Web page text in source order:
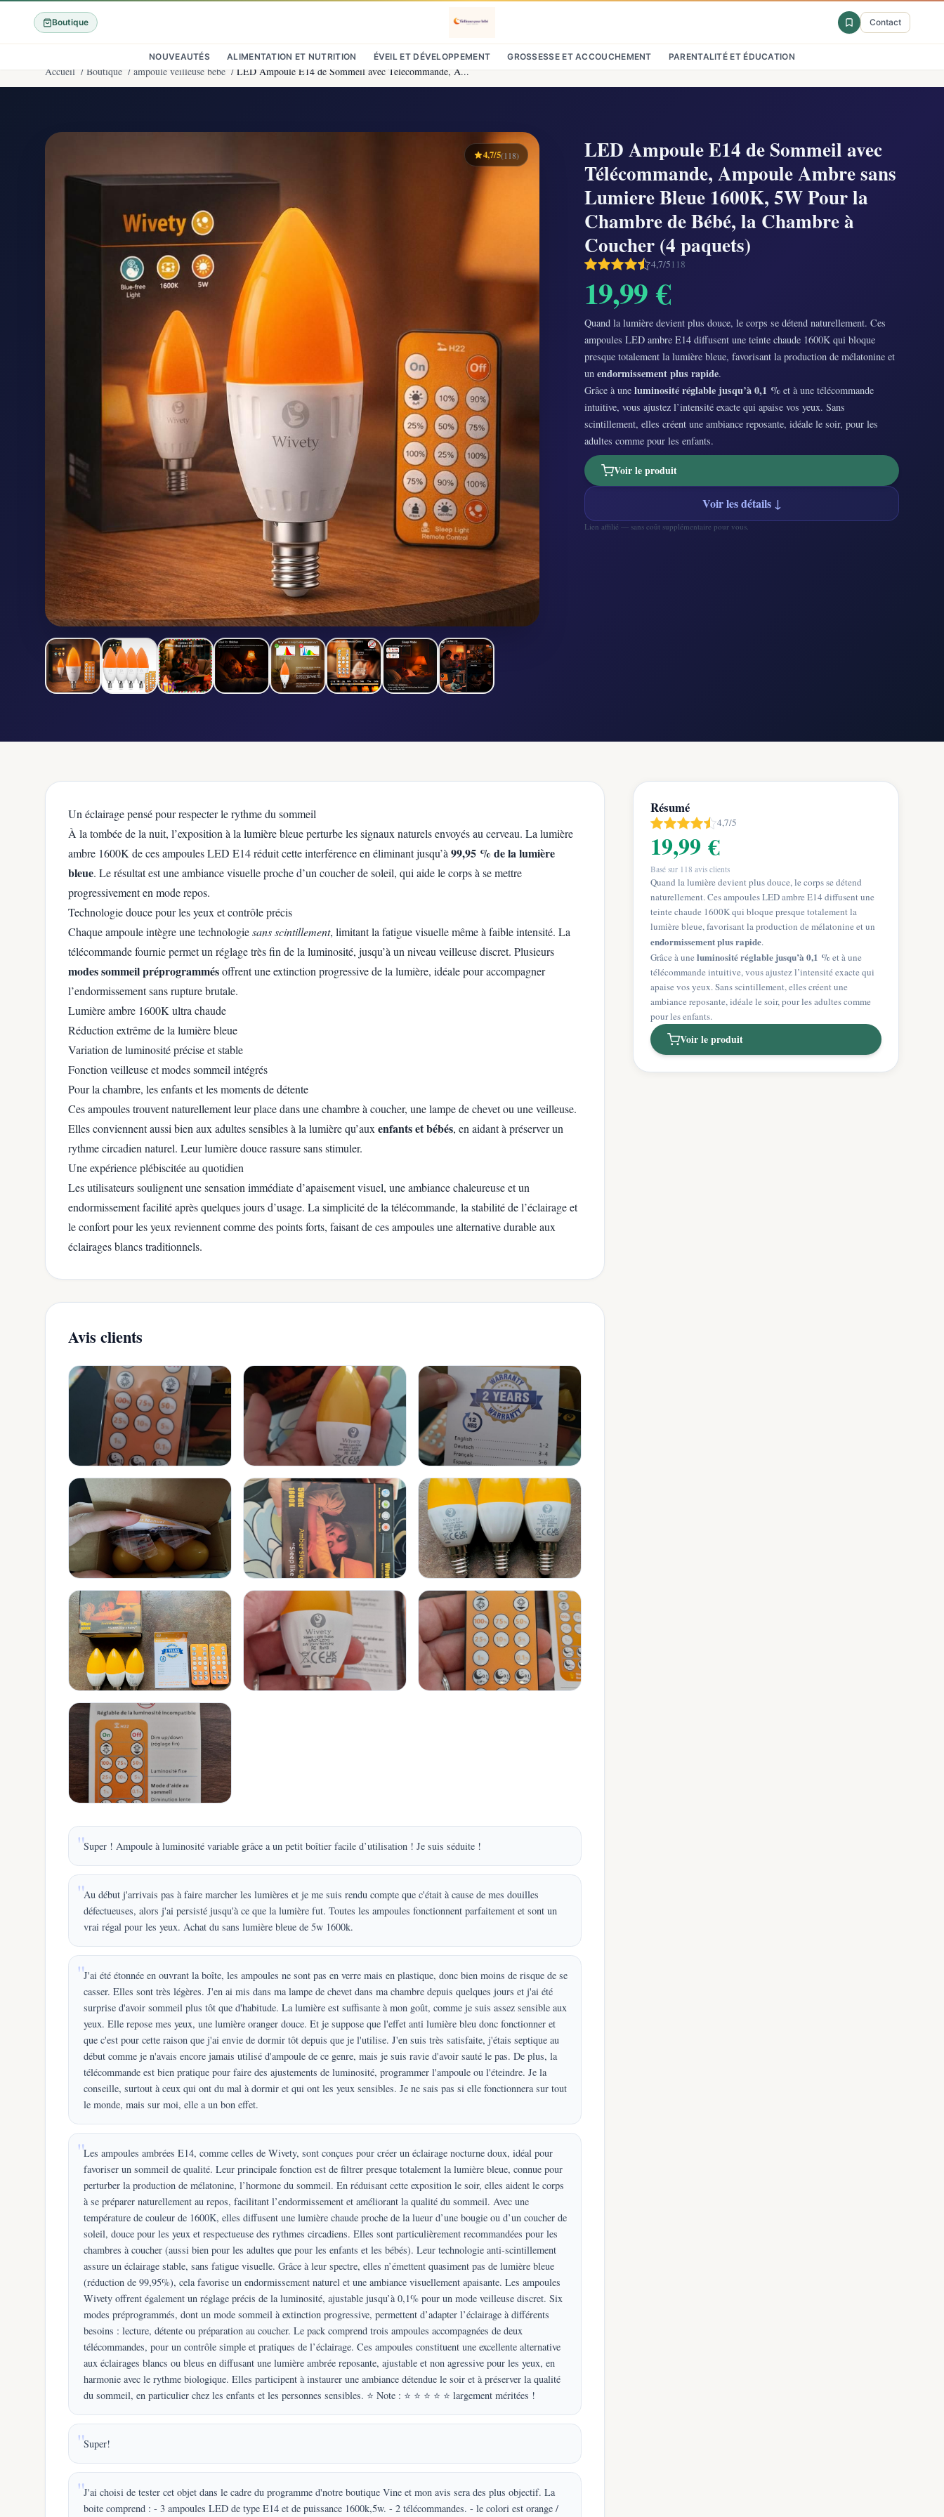
Boutique Contact
NOUVEAUTÉS ALIMENTATION ET NUTRITION ÉVEIL ET DÉVELOPPEMENT GROSSESSE ET ACCOUCHEMENT PARENTALITÉ ET ÉDUCATION
Accueil / Boutique / ampoule veilleuse bebe / LED Ampoule E14 de Sommeil avec Télécommande, A...
4,7/5(118)
LED Ampoule E14 de Sommeil avec
Télécommande, Ampoule Ambre sans
Lumiere Bleue 1600K, 5W Pour la
Chambre de Bébé, la Chambre à
Coucher (4 paquets)
4,7/5118
19,99 €
Quand la lumière devient plus douce, le corps se détend naturellement. Ces
ampoules LED ambre E14 diffusent une teinte chaude 1600K qui bloque
presque totalement la lumière bleue, favorisant la production de mélatonine et
un endormissement plus rapide.
Grâce à une luminosité réglable jusqu’à 0,1 % et à une télécommande
intuitive, vous ajustez l’intensité exacte qui apaise vos yeux. Sans
scintillement, elles créent une ambiance reposante, idéale le soir, pour les
adultes comme pour les enfants.
Voir le produit
Voir les détails ↓
Lien affilié — sans coût supplémentaire pour vous.
Un éclairage pensé pour respecter le rythme du sommeil
À la tombée de la nuit, l’exposition à la lumière bleue perturbe les signaux naturels envoyés au cerveau. La lumière
ambre 1600K de ces ampoules LED E14 réduit cette interférence en éliminant jusqu’à 99,95 % de la lumière
bleue. Le résultat est une ambiance visuelle proche d’un coucher de soleil, qui aide le corps à se mettre
progressivement en mode repos.
Technologie douce pour les yeux et contrôle précis
Chaque ampoule intègre une technologiesans scintillement, limitant la fatigue visuelle même à faible intensité. La
télécommande fournie permet un réglage très fin de la luminosité, jusqu’à un niveau veilleuse discret. Plusieurs
modes sommeil préprogrammésoffrent une extinction progressive de la lumière, idéale pour accompagner
l’endormissement sans rupture brutale.
Lumière ambre 1600K ultra chaude
Réduction extrême de la lumière bleue
Variation de luminosité précise et stable
Fonction veilleuse et modes sommeil intégrés
Pour la chambre, les enfants et les moments de détente
Ces ampoules trouvent naturellement leur place dans une chambre à coucher, une lampe de chevet ou une veilleuse.
Elles conviennent aussi bien aux adultes sensibles à la lumière qu’aux enfants et bébés, en aidant à préserver un
rythme circadien naturel. Leur lumière douce rassure sans stimuler.
Une expérience plébiscitée au quotidien
Les utilisateurs soulignent une sensation immédiate d’apaisement visuel, une ambiance chaleureuse et un
endormissement facilité après quelques jours d’usage. La simplicité de la télécommande, la stabilité de l’éclairage et
le confort pour les yeux reviennent comme des points forts, faisant de ces ampoules une alternative durable aux
éclairages blancs traditionnels.
Avis clients
Super ! Ampoule à luminosité variable grâce a un petit boîtier facile d’utilisation ! Je suis séduite !
Au début j'arrivais pas à faire marcher les lumières et je me suis rendu compte que c'était à cause de mes douilles
défectueuses, alors j'ai persisté jusqu'à ce que la lumière fut. Toutes les ampoules fonctionnent parfaitement et sont un
vrai régal pour les yeux. Achat du sans lumière bleue de 5w 1600k.
J'ai été étonnée en ouvrant la boîte, les ampoules ne sont pas en verre mais en plastique, donc bien moins de risque de se
casser. Elles sont très légères. J'en ai mis dans ma lampe de chevet dans ma chambre depuis quelques jours et j'ai été
surprise d'avoir sommeil plus tôt que d'habitude. La lumière est suffisante à mon goût, comme je suis assez sensible aux
yeux. Elle repose mes yeux, une lumière oranger douce. Et je suppose que l'effet anti lumière bleu donc fonctionner et
que c'est pour cette raison que j'ai envie de dormir tôt depuis que je l'utilise. J'en suis très satisfaite, j'étais septique au
début comme je n'avais encore jamais utilisé d'ampoule de ce genre, mais je suis ravie d'avoir sauté le pas. De plus, la
télécommande est bien pratique pour faire des ajustements de luminosité, programmer l'ampoule ou l'éteindre. Je la
conseille, surtout à ceux qui ont du mal à dormir et qui ont les yeux sensibles. Je ne sais pas si elle fonctionnera sur tout
le monde, mais sur moi, elle a un bon effet.
Les ampoules ambrées E14, comme celles de Wivety, sont conçues pour créer un éclairage nocturne doux, idéal pour
favoriser un sommeil de qualité. Leur principale fonction est de filtrer presque totalement la lumière bleue, connue pour
perturber la production de mélatonine, l’hormone du sommeil. En réduisant cette exposition le soir, elles aident le corps
à se préparer naturellement au repos, facilitant l’endormissement et améliorant la qualité du sommeil. Avec une
température de couleur de 1600K, elles diffusent une lumière chaude proche de la lueur d’une bougie ou d’un coucher de
soleil, douce pour les yeux et respectueuse des rythmes circadiens. Elles sont particulièrement recommandées pour les
chambres à coucher (aussi bien pour les adultes que pour les enfants et les bébés). Leur technologie anti-scintillement
assure un éclairage stable, sans fatigue visuelle. Grâce à leur spectre, elles n’émettent quasiment pas de lumière bleue
(réduction de 99,95%), cela favorise un endormissement naturel et une ambiance visuellement apaisante. Les ampoules
Wivety offrent également un réglage précis de la luminosité, ajustable jusqu’à 0,1% pour un mode veilleuse discret. Six
modes préprogrammés, dont un mode sommeil à extinction progressive, permettent d’adapter l’éclairage à différents
besoins : lecture, détente ou préparation au coucher. Le pack comprend trois ampoules accompagnées de deux
télécommandes, pour un contrôle simple et pratiques de l’éclairage. Ces ampoules constituent une excellente alternative
aux éclairages blancs ou bleus en diffusant une lumière ambrée reposante, ajustable et non agressive pour les yeux, en
harmonie avec le rythme biologique. Elles participent à instaurer une ambiance détendue le soir et à préserver la qualité
du sommeil, en particulier chez les enfants et les personnes sensibles. ⭐ Note : ⭐ ⭐ ⭐ ⭐ ⭐ largement méritées !
Super!
J'ai choisi de tester cet objet dans le cadre du programme d'notre boutique Vine et mon avis sera des plus objectif. La
boite comprend : - 3 ampoules LED de type E14 et de puissance 1600k,5w. - 2 télécommandes. - le colori est orange /
Résumé
4,7/5
19,99 €
Basé sur 118 avis clients
Quand la lumière devient plus douce, le corps se détend
naturellement. Ces ampoules LED ambre E14 diffusent une
teinte chaude 1600K qui bloque presque totalement la
lumière bleue, favorisant la production de mélatonine et un
endormissement plus rapide.
Grâce à uneluminosité réglable jusqu’à 0,1 %et à une
télécommande intuitive, vous ajustez l’intensité exacte qui
apaise vos yeux. Sans scintillement, elles créent une
ambiance reposante, idéale le soir, pour les adultes comme
pour les enfants.
Voir le produit